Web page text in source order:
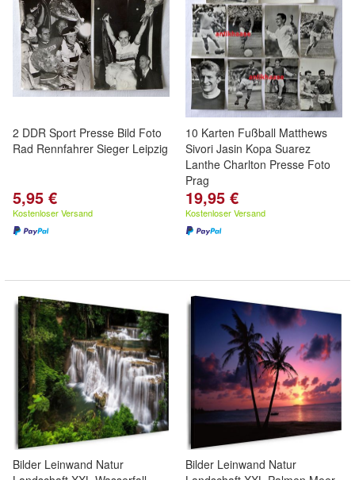
2 DDR Sport Presse Bild Foto
Rad Rennfahrer Sieger Leipzig
5,95 €
Kostenloser Versand
10 Karten Fußball Matthews
Sivori Jasin Kopa Suarez
Lanthe Charlton Presse Foto
Prag
19,95 €
Kostenloser Versand
Bilder Leinwand Natur
Bilder Leinwand Natur